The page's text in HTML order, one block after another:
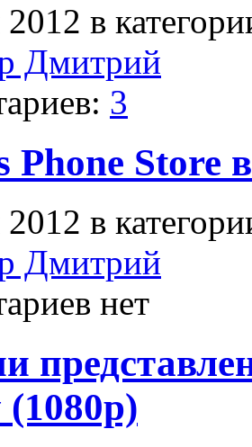
2012 в
Дмитрий
3
Phone Store
2012 в
Дмитрий
нет